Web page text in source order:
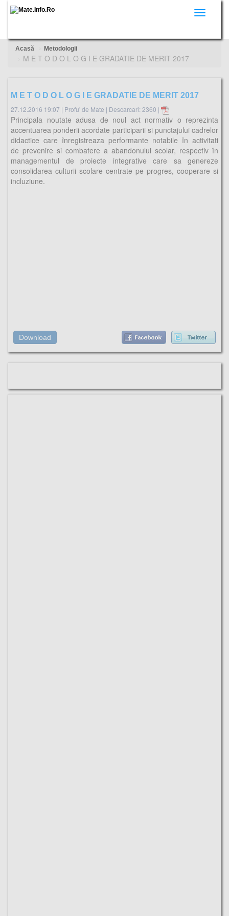
Toggle
Acasă Metodologii
M E T O D O L O G I E GRADATIE DE MERIT 2017
M E T O D O L O G I E GRADATIE DE MERIT 2017
27.12.2016 19:07 | Profu' de Mate | Descarcari: 2360 |
Principala noutate adusa de noul act normativ o reprezinta
accentuarea ponderii acordate participarii si punctajului cadrelor
didactice care înregistreaza performante notabile în activitati
de prevenire si combatere a abandonului scolar, respectiv în
managementul de proiecte integrative care sa genereze
consolidarea culturii scolare centrate pe progres, cooperare si
incluziune.
Download